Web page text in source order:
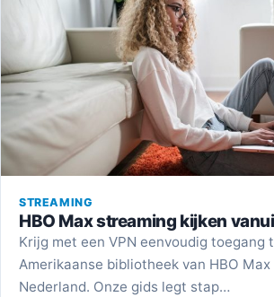
STREAMING
HBO Max streaming kijken
Krijg met een VPN eenvoudig toegang
Amerikaanse bibliotheek van HBO
Nederland. Onze gids legt stap…